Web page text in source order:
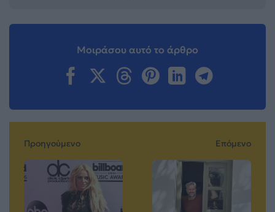
Μοιράσου αυτό το άρθρο
Προηγούμενο Επόμενο